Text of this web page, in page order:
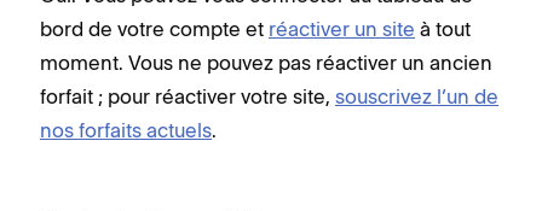
bord de votre compte et réactiver un site à tout
moment. Vous ne pouvez pas réactiver un ancien
forfait ; pour réactiver votre site, souscrivez l’un de
nos forfaits actuels.